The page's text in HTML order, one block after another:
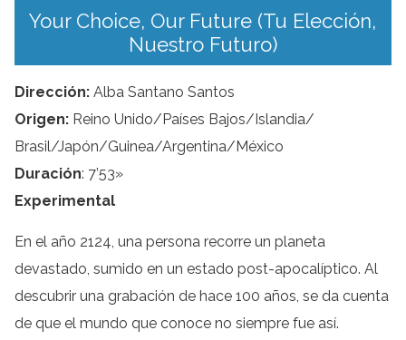
Your Choice, Our Future (Tu Elección,
Nuestro Futuro)
Dirección: Alba Santano Santos
Origen: Reino Unido/Países Bajos/Islandia/
Brasil/Japón/Guinea/Argentina/México
Duración: 7’53»
Experimental
En el año 2124, una persona recorre un planeta
devastado, sumido en un estado post-apocalíptico. Al
descubrir una grabación de hace 100 años, se da cuenta
de que el mundo que conoce no siempre fue así.